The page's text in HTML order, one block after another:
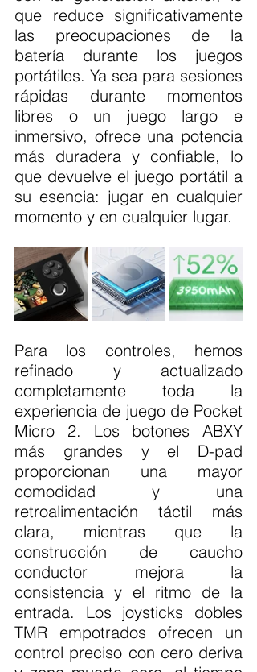
que reduce significativamente
las preocupaciones de la
batería durante los juegos
portátiles. Ya sea para sesiones
rápidas durante momentos
libres o un juego largo e
inmersivo, ofrece una potencia
más duradera y confiable, lo
que devuelve el juego portátil a
su esencia: jugar en cualquier
momento y en cualquier lugar.
Para los controles, hemos
refinado y actualizado
completamente toda la
experiencia de juego de Pocket
Micro 2. Los botones ABXY
más grandes y el D-pad
proporcionan una mayor
comodidad y una
retroalimentación táctil más
clara, mientras que la
construcción de caucho
conductor mejora la
consistencia y el ritmo de la
entrada. Los joysticks dobles
TMR empotrados ofrecen un
control preciso con cero deriva